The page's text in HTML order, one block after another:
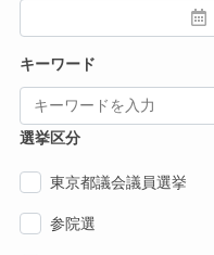
キーワード
選挙区分
東京都議会議員選挙
参院選